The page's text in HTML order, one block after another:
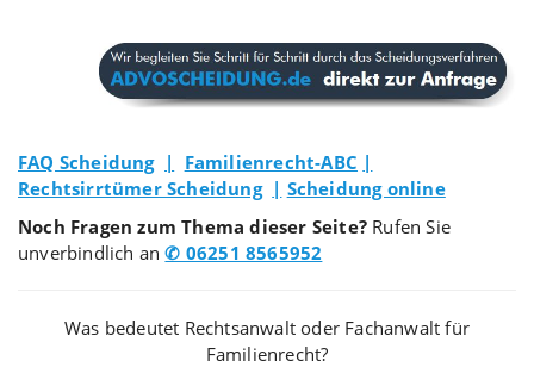
FAQ Scheidung | Familienrecht-ABC |
Rechtsirrtümer Scheidung | Scheidung online
Noch Fragen zum Thema dieser Seite? Rufen Sie
unverbindlich an✆ 06251 8565952
Was bedeutet Rechtsanwalt oder Fachanwalt für
Familienrecht?